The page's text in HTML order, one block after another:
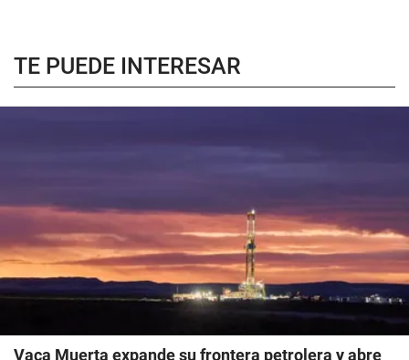
TE PUEDE INTERESAR
Vaca Muerta expande su frontera petrolera y abre